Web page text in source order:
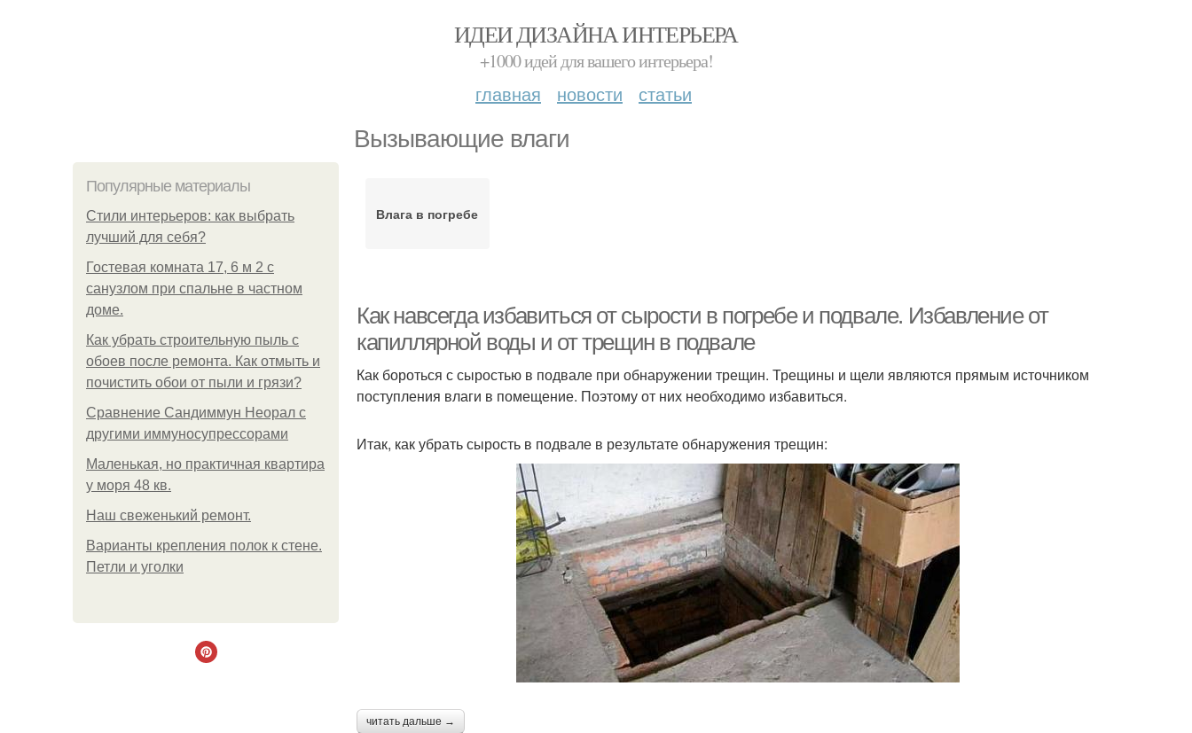
ИДЕИ ДИЗАЙНА ИНТЕРЬЕРА
+1000 идей для вашего интерьера!
главная новости статьи
Вызывающие влаги
Популярные материалы
Стили интерьеров: как выбрать
лучший для себя?
Гостевая комната 17, 6 м 2 с
санузлом при спальне в частном
доме.
Как убрать строительную пыль с
обоев после ремонта. Как отмыть и
почистить обои от пыли и грязи?
Сравнение Сандиммун Неорал с
другими иммуносупрессорами
Маленькая, но практичная квартира
у моря 48 кв.
Наш свеженький ремонт.
Варианты крепления полок к стене.
Петли и уголки
Влага в погребе
Как навсегда избавиться от сырости в погребе и подвале. Избавление от
капиллярной воды и от трещин в подвале
Как бороться с сыростью в подвале при обнаружении трещин. Трещины и щели являются прямым источником
поступления влаги в помещение. Поэтому от них необходимо избавиться.
Итак, как убрать сырость в подвале в результате обнаружения трещин:
читать дальше →